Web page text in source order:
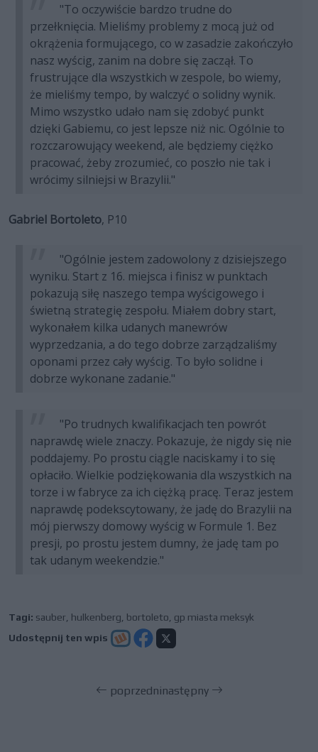
"To oczywiście bardzo trudne do
przełknięcia. Mieliśmy problemy z mocą już od
okrążenia formującego, co w zasadzie zakończyło
nasz wyścig, zanim na dobre się zaczął. To
frustrujące dla wszystkich w zespole, bo wiemy,
że mieliśmy tempo, by walczyć o solidny wynik.
Mimo wszystko udało nam się zdobyć punkt
dzięki Gabiemu, co jest lepsze niż nic. Ogólnie to
rozczarowujący weekend, ale będziemy ciężko
pracować, żeby zrozumieć, co poszło nie tak i
wrócimy silniejsi w Brazylii."
Gabriel Bortoleto, P10
"Ogólnie jestem zadowolony z dzisiejszego
wyniku. Start z 16. miejsca i finisz w punktach
pokazują siłę naszego tempa wyścigowego i
świetną strategię zespołu. Miałem dobry start,
wykonałem kilka udanych manewrów
wyprzedzania, a do tego dobrze zarządzaliśmy
oponami przez cały wyścig. To było solidne i
dobrze wykonane zadanie."
"Po trudnych kwalifikacjach ten powrót
naprawdę wiele znaczy. Pokazuje, że nigdy się nie
poddajemy. Po prostu ciągle naciskamy i to się
opłaciło. Wielkie podziękowania dla wszystkich na
torze i w fabryce za ich ciężką pracę. Teraz jestem
naprawdę podekscytowany, że jadę do Brazylii na
mój pierwszy domowy wyścig w Formule 1. Bez
presji, po prostu jestem dumny, że jadę tam po
tak udanym weekendzie."
Tagi: sauber hulkenberg bortoleto gp miasta meksyk
Udostępnij ten wpis
poprzedninastępny